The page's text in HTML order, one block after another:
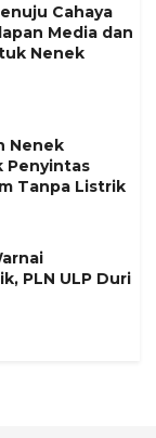
Cahaya
Media dan
Nenek
Nenek
Penyintas
Tanpa Listrik
PLN ULP Duri